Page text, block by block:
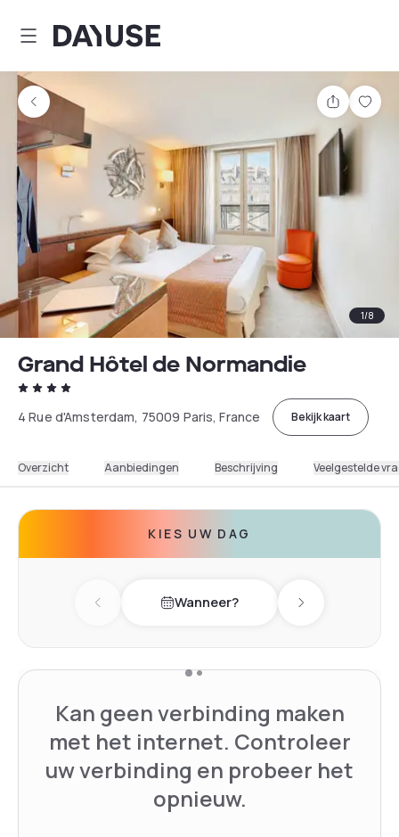
Dayuse
Delen
1/8
Grand Hôtel de Normandie
4 Rue d'Amsterdam, 75009 Paris, France Bekijk kaart
Overzicht Aanbiedingen Beschrijving Veelgestelde
KIES UW DAG
Previous dayWanneer? Next day
Kan geen verbinding maken
met het internet. Controleer
uw verbinding en probeer het
opnieuw.